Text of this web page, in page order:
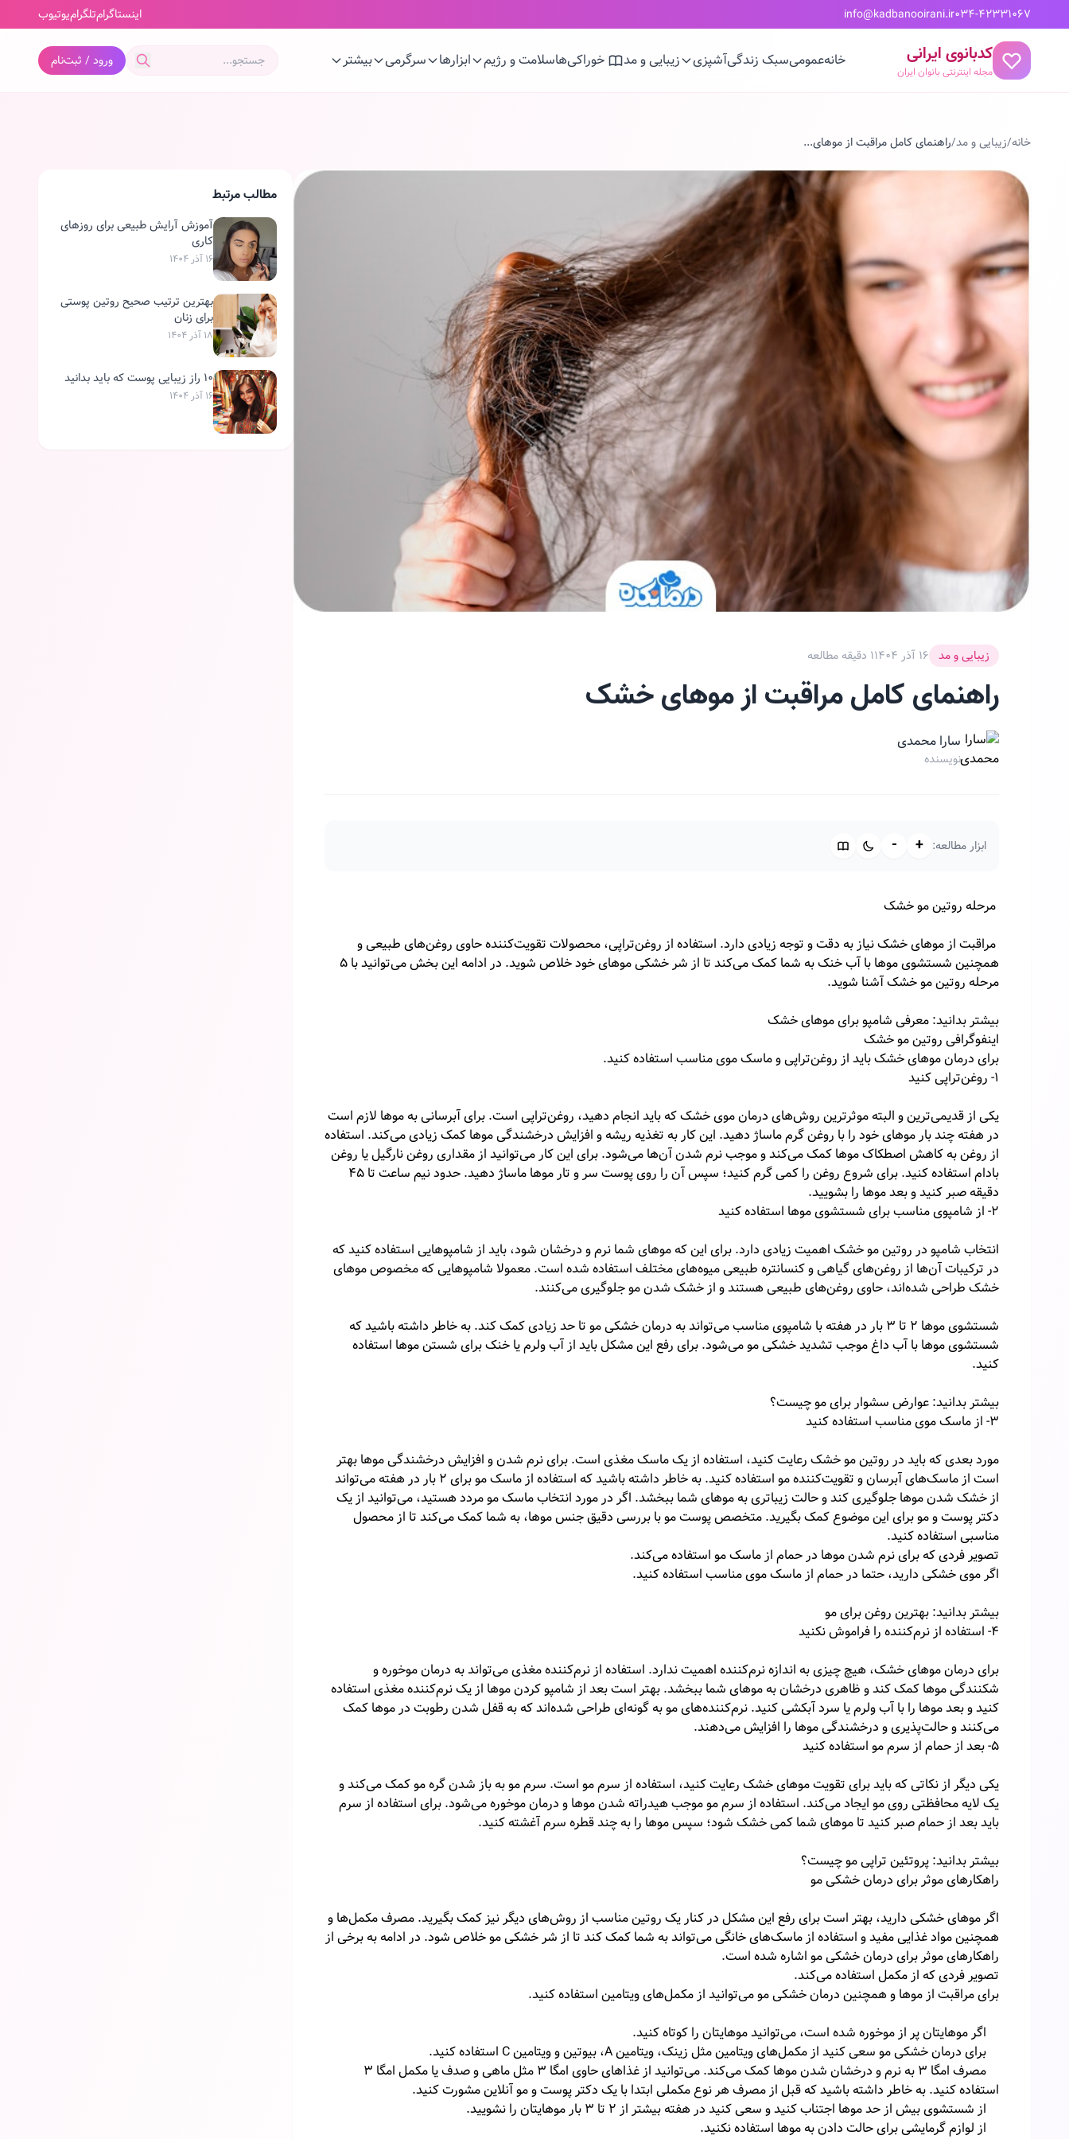
034-42331067
info@kadbanooirani.ir اینستاگرامتلگرامیوتیوب
کدبانوی ایرانی
مجله اینترنتی بانوان ایران
خانهعمومیسبک زندگیآشپزی زیبایی و مد خوراکی‌هاسلامت و رژیم ابزارها سرگرمی بیشتر ورود / ثبت‌نام
خانه/زیبایی و مد/راهنمای کامل مراقبت از موهای...
زیبایی و مد ۱۶ آذر ۱۴۰۴ 1 دقیقه مطالعه
راهنمای کامل مراقبت از موهای خشک
سارا محمدی
نویسنده
ابزار مطالعه: +
-
مرحله روتین مو خشک
مراقبت از موهای خشک نیاز به دقت و توجه زیادی دارد. استفاده‌ از روغن‌تراپی، محصولات تقویت‌کننده حاوی روغن‌های طبیعی و
همچنین شستشوی موها با آب خنک به شما کمک می‌کند تا از شر خشکی موهای خود خلاص شوید. در ادامه این بخش می‌توانید با ۵
مرحله روتین مو خشک آشنا شوید.
بیشتر بدانید: معرفی شامپو برای موهای خشک
اینفوگرافی روتین مو خشک
برای درمان موهای خشک باید از روغن‌تراپی و ماسک موی مناسب استفاده کنید.
۱- روغن‌تراپی کنید
یکی از قدیمی‌ترین و البته موثرترین روش‌های درمان موی خشک که باید انجام دهید، روغن‌تراپی است. برای آبرسانی به موها لازم است
در هفته چند بار موهای خود را با روغن گرم ماساژ دهید. این کار به تغذیه ریشه و افزایش درخشندگی موها کمک زیادی می‌کند. استفاده
از روغن به کاهش اصطکاک موها کمک می‌کند و موجب نرم شدن آن‌ها می‌شود. برای این کار می‌توانید از مقداری روغن نارگیل یا روغن
بادام استفاده کنید. برای شروع روغن را کمی گرم کنید؛ سپس آن را روی پوست سر و تار موها ماساژ دهید. حدود نیم ساعت تا ۴۵
دقیقه صبر کنید و بعد موها را بشویید.
۲- از شامپوی مناسب برای شستشوی موها استفاده کنید
انتخاب شامپو در روتین مو خشک اهمیت زیادی دارد. برای این که موهای شما نرم و درخشان شود، باید از شامپوهایی استفاده کنید که
در ترکیبات آن‌ها از روغن‌های گیاهی و کنسانتره طبیعی میوه‌های مختلف استفاده شده است. معمولا شامپوهایی که مخصوص موهای
خشک طراحی شده‌اند، حاوی روغن‌های طبیعی هستند و از خشک شدن مو جلوگیری می‌کنند.
شستشوی موها ۲ تا ۳ بار در هفته با شامپوی مناسب می‌تواند به درمان خشکی مو تا حد زیادی کمک کند. به خاطر داشته باشید که
شستشوی موها با آب داغ موجب تشدید خشکی مو می‌شود. برای رفع این مشکل باید از آب ولرم یا خنک برای شستن موها استفاده
کنید.
بیشتر بدانید: عوارض سشوار برای مو چیست؟
۳- از ماسک موی مناسب استفاده کنید
مورد بعدی که باید در روتین مو خشک رعایت کنید، استفاده از یک ماسک مغذی است. برای نرم شدن و افزایش درخشندگی موها بهتر
است از ماسک‌های آبرسان و تقویت‌کننده مو استفاده کنید. به خاطر داشته باشید که استفاده از ماسک مو برای ۲ بار در هفته می‌تواند
از خشک شدن موها جلوگیری کند و حالت زیباتری به موهای شما ببخشد. اگر در مورد انتخاب ماسک مو مردد هستید، می‌توانید از یک
دکتر پوست و مو برای این موضوع کمک بگیرید. متخصص پوست مو با بررسی دقیق جنس موها، به شما کمک می‌کند تا از محصول
مناسبی استفاده کنید.
تصویر فردی که برای نرم شدن موها در حمام از ماسک مو استفاده می‌کند.
اگر موی خشکی دارید، حتما در حمام از ماسک موی مناسب استفاده کنید.
بیشتر بدانید: بهترین روغن برای مو
۴- استفاده از نرم‌کننده را فراموش نکنید
برای درمان موهای خشک، هیچ چیزی به اندازه نرم‌کننده اهمیت ندارد. استفاده از نرم‌کننده مغذی می‌تواند به درمان موخوره و
شکنندگی موها کمک کند و ظاهری درخشان به موهای شما ببخشد. بهتر است بعد از شامپو کردن موها از یک نرم‌کننده مغذی استفاده
کنید و بعد موها را با آب ولرم یا سرد آبکشی کنید. نرم‌کننده‌های مو به گونه‌ای طراحی شده‌اند که به قفل شدن رطوبت در موها کمک
می‌کنند و حالت‌پذیری و درخشندگی موها را افزایش می‌دهند.
۵- بعد از حمام از سرم مو استفاده کنید
یکی دیگر از نکاتی که باید برای تقویت موهای خشک رعایت کنید، استفاده از سرم مو است. سرم مو به باز شدن گره مو کمک می‌کند و
یک لایه محافظتی روی مو ایجاد می‌کند. استفاده از سرم مو موجب هیدراته شدن موها و درمان موخوره می‌شود. برای استفاده از سرم
باید بعد از حمام صبر کنید تا موهای شما کمی خشک شود؛ سپس موها را به چند قطره سرم آغشته کنید.
بیشتر بدانید: پروتئین تراپی مو چیست؟
راهکارهای موثر برای درمان خشکی مو
اگر موهای خشکی دارید، بهتر است برای رفع این مشکل در کنار یک روتین مناسب از روش‌های دیگر نیز کمک بگیرید. مصرف مکمل‌ها و
همچنین مواد غذایی مفید و استفاده از ماسک‌های خانگی می‌تواند به شما کمک کند تا از شر خشکی مو خلاص شود. در ادامه به برخی از
راهکارهای موثر برای درمان خشکی مو اشاره شده است.
تصویر فردی که از مکمل استفاده می‌کند.
برای مراقبت از موها و همچنین درمان خشکی مو می‌توانید از مکمل‌های ویتامین استفاده کنید.
اگر موهایتان پر از موخوره شده است، می‌توانید موهایتان را کوتاه کنید.
برای درمان خشکی مو سعی کنید از مکمل‌های ویتامین مثل زینک، ویتامین A، بیوتین و ویتامین C استفاده کنید.
مصرف امگا ۳ به نرم و درخشان شدن موها کمک می‌کند. می‌توانید از غذاهای حاوی امگا ۳ مثل ماهی و صدف یا مکمل امگا ۳
استفاده کنید. به خاطر داشته باشید که قبل از مصرف هر نوع مکملی ابتدا با یک دکتر پوست و مو آنلاین مشورت کنید.
از شستشوی بیش از حد موها اجتناب کنید و سعی کنید در هفته بیشتر از ۲ تا ۳ بار موهایتان را نشویید.
از لوازم گرمایشی برای حالت دادن به موها استفاده نکنید.
مطالب مرتبط
آموزش آرایش طبیعی برای روزهای
کاری
۱۶ آذر ۱۴۰۴
بهترین ترتیب صحیح روتین پوستی
برای زنان
۱۸ آذر ۱۴۰۴
۱۰ راز زیبایی پوست که باید بدانید
۱۶ آذر ۱۴۰۴